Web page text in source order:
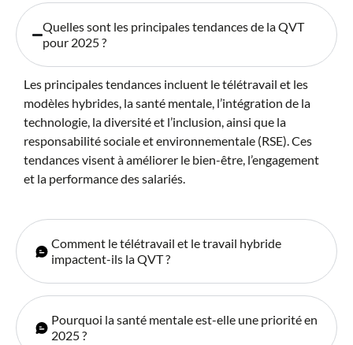
Quelles sont les principales tendances de la QVT
pour 2025 ?
Les principales tendances incluent le télétravail et les
modèles hybrides, la santé mentale, l’intégration de la
technologie, la diversité et l’inclusion, ainsi que la
responsabilité sociale et environnementale (RSE). Ces
tendances visent à améliorer le bien-être, l’engagement
et la performance des salariés.
Comment le télétravail et le travail hybride
impactent-ils la QVT ?
Pourquoi la santé mentale est-elle une priorité en
2025 ?